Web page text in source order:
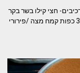
חצי קילו בשר בקר